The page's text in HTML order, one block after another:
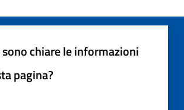
chiare le informazioni
pagina?